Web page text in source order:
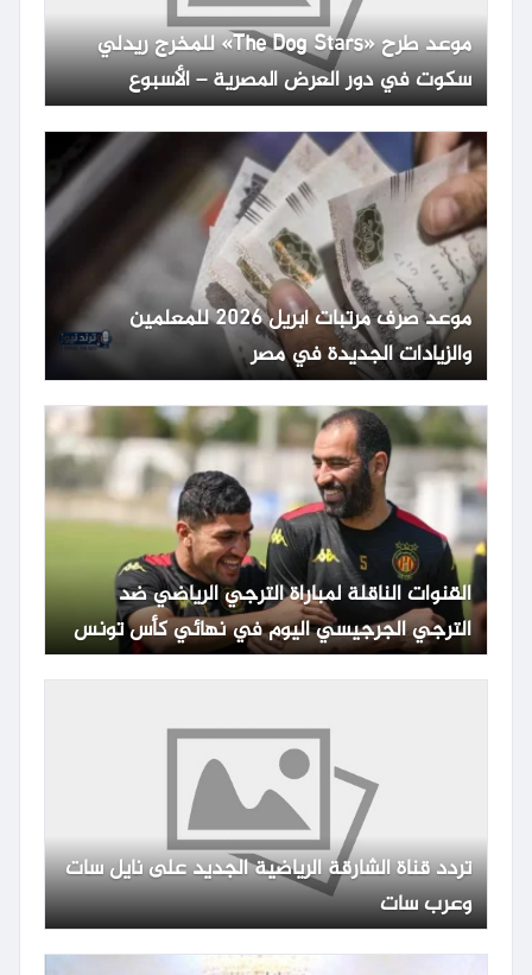
موعد طرح «The Dog Stars» للمخرج ريدلي
سكوت في دور العرض المصرية – الأسبوع
موعد صرف مرتبات أبريل 2026 للمعلمين
والزيادات الجديدة في مصر
القنوات الناقلة لمباراة الترجي الرياضي ضد
الترجي الجرجيسي اليوم في نهائي كأس تونس
مع الموعد والتشكيلة
تردد قناة الشارقة الرياضية الجديد على نايل سات
وعرب سات